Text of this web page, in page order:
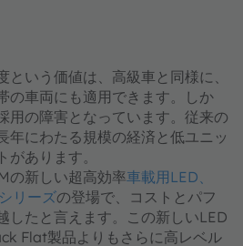
いう価値は、高級車と同様に、
の車両にも適用できます。しか
用の障害となっています。従来の
年にわたる規模の経済と低ユニッ
があります。
の新しい超高効率車載用LED、
リーズの登場で、コストとパフ
したと言えます。この新しいLED
Flat製品よりもさらに高レベル